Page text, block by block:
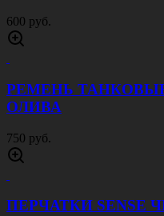
600 руб.
РЕМЕНЬ
ОЛИВА
750 руб.
ПЕРЧАТКИ SENSE